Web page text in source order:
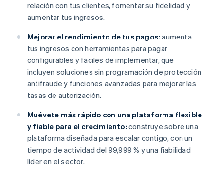
relación con tus clientes, fomentar su fidelidad y
aumentar tus ingresos.
Mejorar el rendimiento de tus pagos: aumenta
tus ingresos con herramientas para pagar
configurables y fáciles de implementar, que
incluyen soluciones sin programación de protección
antifraude y funciones avanzadas para mejorar las
tasas de autorización.
Muévete más rápido con una plataforma flexible
y fiable para el crecimiento: construye sobre una
plataforma diseñada para escalar contigo, con un
tiempo de actividad del 99,999 % y una fiabilidad
líder en el sector.